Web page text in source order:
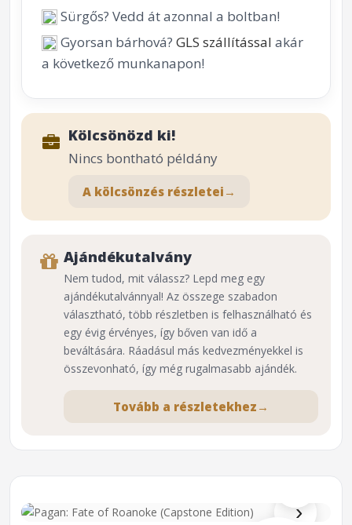
›
⌕
Sürgős? Vedd át azonnal a boltban!
Gyorsan bárhová? GLS szállítással akár
a következő munkanapon!
Kölcsönözd ki!
Nincs bontható példány
A kölcsönzés részletei →
Ajándékutalvány
Nem tudod, mit válassz? Lepd meg egy
ajándékutalvánnyal! Az összege szabadon
választható, több részletben is felhasználható és
egy évig érvényes, így bőven van idő a
beváltására. Ráadásul más kedvezményekkel is
összevonható, így még rugalmasabb ajándék.
Tovább a részletekhez →